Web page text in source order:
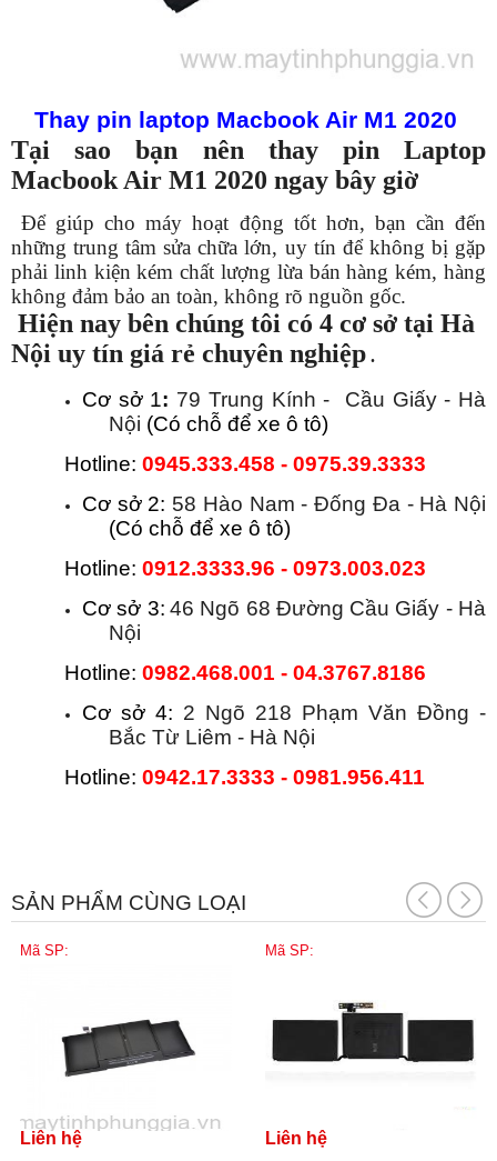
Thay pin laptop Macbook Air M1 2020
Tại sao bạn nên thay pin Laptop
Macbook Air M1 2020 ngay bây giờ
Để giúp cho máy hoạt động tốt hơn, bạn cần đến
những trung tâm sửa chữa lớn, uy tín để không bịgặp
phải linh kiện kémchất lượng lừa bán hàng kém, hàng
không đảm bảo an toàn, không rõ nguồn gốc.
Hiện nay bên chúng tôi có 4 cơ sở tại Hà
Nội uy tín giá rẻ chuyên nghiệp .
Cơ sở 1: 79 Trung Kính - Cầu Giấy - Hà
Nội (Có chỗ để xe ô tô)
Hotline: 0945.333.458 - 0975.39.3333
Cơ sở 2: 58 Hào Nam - Đống Đa - Hà Nội
(Có chỗ để xe ô tô)
Hotline: 0912.3333.96 - 0973.003.023
Cơ sở 3: 46 Ngõ 68 Đường Cầu Giấy - Hà
Nội
Hotline: 0982.468.001 - 04.3767.8186
Cơ sở 4: 2 Ngõ 218 Phạm Văn Đồng -
Bắc Từ Liêm - Hà Nội
Hotline: 0942.17.3333 - 0981.956.411
SẢN PHẨM CÙNG LOẠI
Mã SP:
Liên hệ
Mã SP:
Liên hệ